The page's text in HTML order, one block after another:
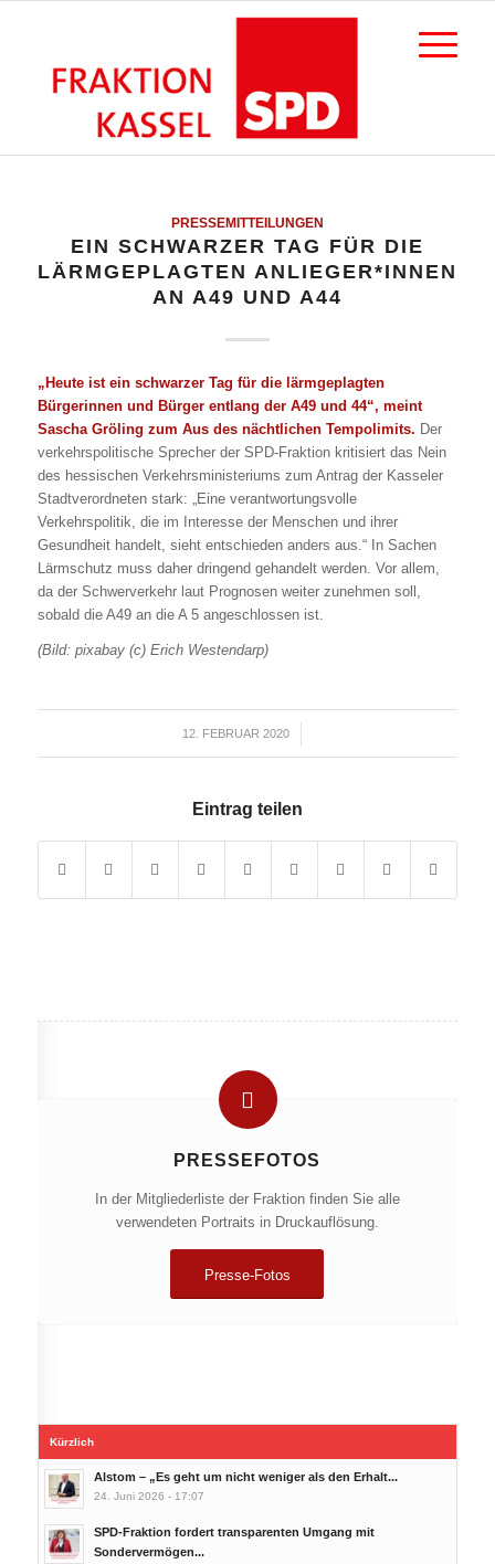
PRESSEMITTEILUNGEN
EIN SCHWARZER TAG FÜR DIE
LÄRMGEPLAGTEN ANLIEGER*INNEN
AN A49 UND A44
„Heute ist ein schwarzer Tag für die lärmgeplagten
Bürgerinnen und Bürger entlang der A49 und 44“, meint
Sascha Gröling zum Aus des nächtlichen Tempolimits. Der
verkehrspolitische Sprecher der SPD-Fraktion kritisiert das Nein
des hessischen Verkehrsministeriums zum Antrag der Kasseler
Stadtverordneten stark: „Eine verantwortungsvolle
Verkehrspolitik, die im Interesse der Menschen und ihrer
Gesundheit handelt, sieht entschieden anders aus.“ In Sachen
Lärmschutz muss daher dringend gehandelt werden. Vor allem,
da der Schwerverkehr laut Prognosen weiter zunehmen soll,
sobald die A49 an die A 5 angeschlossen ist.
(Bild: pixabay (c) Erich Westendarp)
12. FEBRUAR 2020
/
Eintrag teilen
PRESSEFOTOS
In der Mitgliederliste der Fraktion finden Sie alle
verwendeten Portraits in Druckauflösung.
Presse-Fotos
Kürzlich
Alstom – „Es geht um nicht weniger als den Erhalt...
24. Juni 2026 - 17:07
SPD-Fraktion fordert transparenten Umgang mit
Sondervermögen...